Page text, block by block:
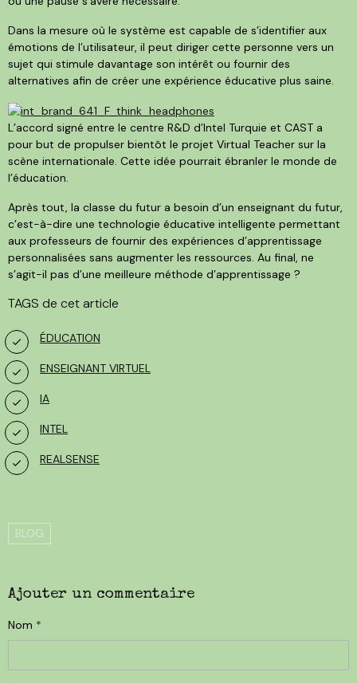
Dans la mesure où le système est capable de s’identifier aux
émotions de l’utilisateur, il peut diriger cette personne vers un
sujet qui stimule davantage son intérêt ou fournir des
alternatives afin de créer une expérience éducative plus saine.
L’accord signé entre le centre R&D d’Intel Turquie et CAST a
pour but de propulser bientôt le projet Virtual Teacher sur la
scène internationale. Cette idée pourrait ébranler le monde de
l’éducation.
Après tout, la classe du futur a besoin d’un enseignant du futur,
c’est-à-dire une technologie éducative intelligente permettant
aux professeurs de fournir des expériences d’apprentissage
personnalisées sans augmenter les ressources. Au final, ne
s’agit-il pas d’une meilleure méthode d’apprentissage ?
TAGS de cet article
ÉDUCATION
ENSEIGNANT VIRTUEL
IA
INTEL
REALSENSE
BLOG
Ajouter un commentaire
Nom